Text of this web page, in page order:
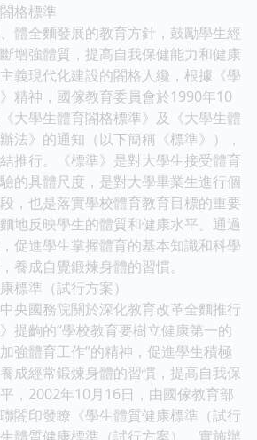
格標準
體全麵發展的教育方針，鼓勵學生經
增強體質，提高自我保健能力和健康
義現代化建設的閤格人纔，根據《學
精神，國傢教育委員會於1990年10
大學生體育閤格標準》及《大學生體
法》的通知（以下簡稱《標準》），
推行。《標準》是對大學生接受體育
的具體尺度，是對大學畢業生進行個
，也是落實學校體育教育目標的重要
地反映學生的體質和健康水平。通過
促進學生掌握體育的基本知識和科學
養成自覺鍛煉身體的習慣。
標準（試行方案）
央國務院關於深化教育改革全麵推行
提齣的“學校教育要樹立健康第一的
強體育工作”的精神，促進學生積極
成經常鍛煉身體的習慣，提高自我保
，2002年10月16日，由國傢教育部
閤印發瞭《學生體質健康標準（試行